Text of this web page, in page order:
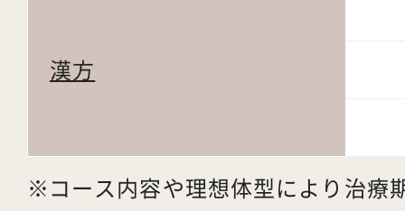
漢方
コース内容や理想体型により治療